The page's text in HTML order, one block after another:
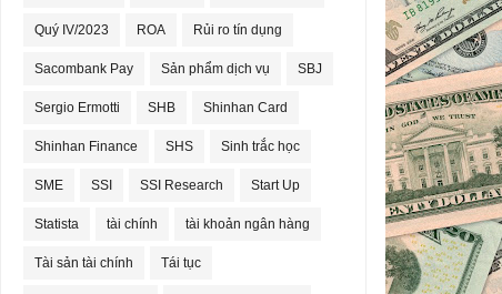
Quý IV/2023 ROA Rủi ro tín dụng
Sacombank Pay Sản phẩm dịch vụ SBJ
Sergio Ermotti SHB Shinhan Card
Shinhan Finance SHS Sinh trắc học
SME SSI SSI Research Start Up
Statista tài chính tài khoản ngân hàng
Tài sản tài chính Tái tục